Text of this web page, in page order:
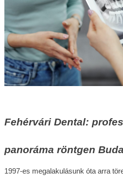
Fehérvári Dental:
panoráma röntgen
1997-­es megalakulásunk óta arra